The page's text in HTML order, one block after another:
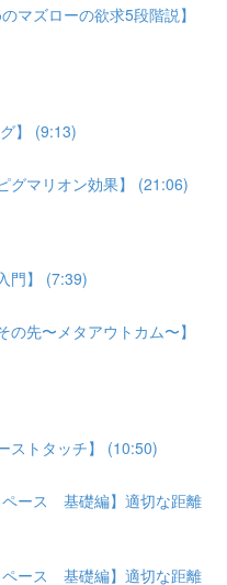
マズローの欲求5段階説】
】 (9:13)
グマリオン効果】 (21:06)
門】 (7:39)
先〜メタアウトカム〜】
ストタッチ】 (10:50)
ース 基礎編】適切な距離
ース 基礎編】適切な距離